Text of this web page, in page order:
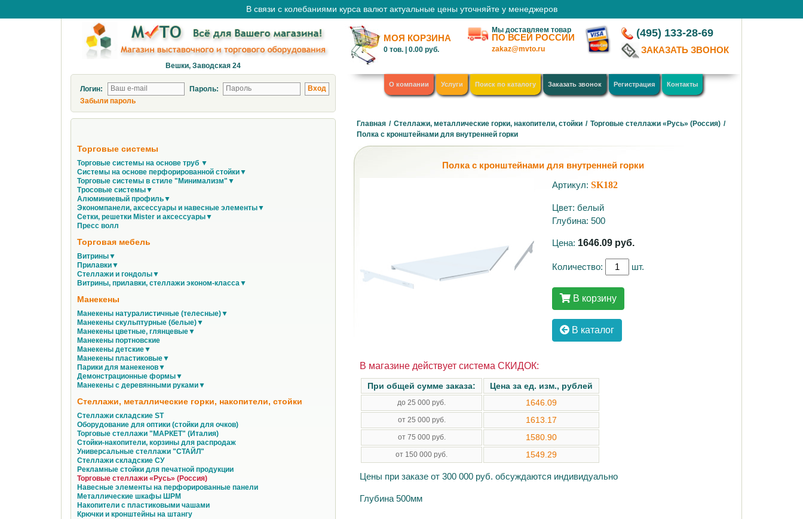
В связи с колебаниями курса валют актуальные цены уточняйте у менеджеров
Вешки, Заводская 24
МОЯ КОРЗИНА
0 тов. |0.00 руб.
Мы доставляем товар
ПО ВСЕЙ РОССИИ
zakaz@mvto.ru
(495) 133-28-69
ЗАКАЗАТЬ ЗВОНОК
Логин:
Пароль:
Забыли пароль
О компании Услуги Поиск по каталогу Заказать звонок Регистрация Контакты
Торговые системы
Торговые системы на основе труб ▼
Системы на основе перфорированной стойки▼
Торговые системы в стиле "Минимализм"▼
Тросовые системы▼
Алюминиевый профиль▼
Экономпанели, аксессуары и навесные элементы▼
Сетки, решетки Mister и аксессуары▼
Пресс волл
Торговая мебель
Витрины▼
Прилавки▼
Стеллажи и гондолы▼
Витрины, прилавки, стеллажи эконом-класса▼
Манекены
Манекены натуралистичные (телесные)▼
Манекены скульптурные (белые)▼
Манекены цветные, глянцевые▼
Манекены портновские
Манекены детские▼
Манекены пластиковые▼
Парики для манекенов▼
Демонстрационные формы▼
Манекены с деревянными руками▼
Стеллажи, металлические горки, накопители, стойки
Стеллажи складские ST
Оборудование для оптики (стойки для очков)
Торговые стеллажи "МАРКЕТ" (Италия)
Стойки-накопители, корзины для распродаж
Универсальные стеллажи "СТАЙЛ"
Стеллажи складские СУ
Рекламные стойки для печатной продукции
Торговые стеллажи «Русь» (Россия)
Навесные элементы на перфорированные панели
Металлические шкафы ШРМ
Накопители с пластиковыми чашами
Крючки и кронштейны на штангу
Главная / Стеллажи, металлические горки, накопители, стойки / Торговые стеллажи «Русь» (Россия) /
Полка с кронштейнами для внутренней горки
Полка с кронштейнами для внутренней горки
Артикул:SK182
Цвет: белый
Глубина: 500
Цена: 1646.09 руб.
Количество: шт.
В корзину
В каталог
В магазине действует система СКИДОК:
При общей сумме заказа: Цена за ед. изм., рублей
до 25 000 руб. 1646.09
от 25 000 руб. 1613.17
от 75 000 руб. 1580.90
от 150 000 руб. 1549.29
Цены при заказе от 300 000 руб. обсуждаются индивидуально
Глубина 500мм